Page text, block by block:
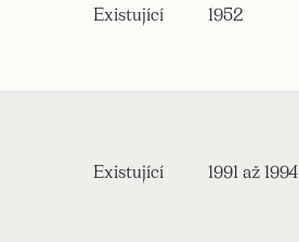
Existující 1952
Existující 1991 až 1994